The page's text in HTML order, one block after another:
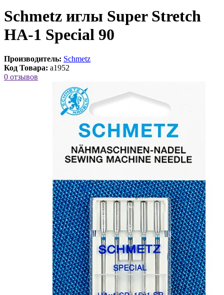
Schmetz иглы Super Stretch
HA-1 Special 90
Производитель: Schmetz
Код Товара: a1952
0 отзывов